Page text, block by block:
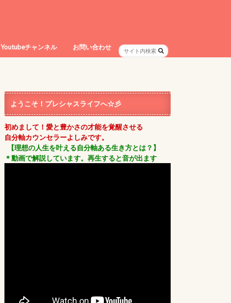
Youtubeチャンネル お問い合わせ
ようこそ！プレシャスライフへ☆彡
初めまして！愛と豊かさの才能を覚醒させる
自分軸カウンセラーよしみです。
【理想の人生を叶える自分軸ある生き方とは？】
＊動画で解説しています。再生すると音が出ます